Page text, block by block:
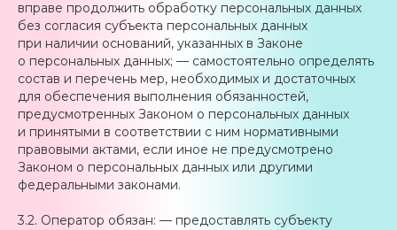
вправе продолжить обработку персональных данных
без согласия субъекта персональных данных
при наличии оснований, указанных в Законе
о персональных данных; — самостоятельно определять
состав и перечень мер, необходимых и достаточных
для обеспечения выполнения обязанностей,
предусмотренных Законом о персональных данных
и принятыми в соответствии с ним нормативными
правовыми актами, если иное не предусмотрено
Законом о персональных данных или другими
федеральными законами.
3.2. Оператор обязан: — предоставлять субъекту